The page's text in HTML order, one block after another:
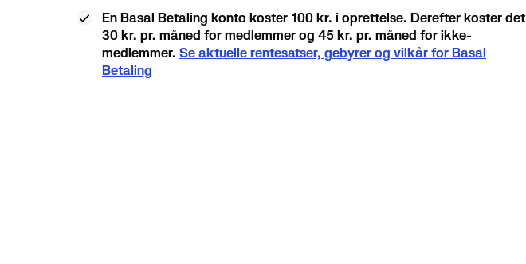
En Basal Betaling konto koster 100 kr. i oprettelse. Derefter koster det
30 kr. pr. måned for medlemmer og 45 kr. pr. måned for ikke-
medlemmer. Se aktuelle rentesatser, gebyrer og vilkår for Basal
Betaling